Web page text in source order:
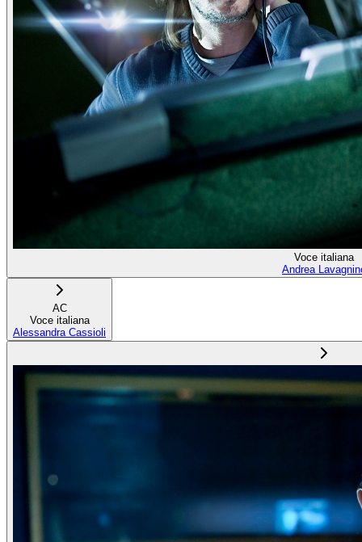
Voce italiana
Andrea
AC
Voce italiana
Alessandra Cassioli